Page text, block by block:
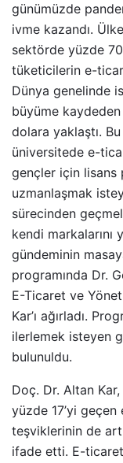
günümüzde
ivme kazandı.
sektörde yüzde
tüketicilerin e-
Dünya genelinde
büyüme
dolara yaklaştı.
üniversitede e-
gençler için lisans
uzmanlaşmak
sürecinden
kendi markalarını
gündeminin
programında Dr.
E-Ticaret ve
Kar’ı ağırladı.
ilerlemek isteyen
bulunuldu.
Doç. Dr. Altan
yüzde 17’yi
teşviklerinin de
ifade etti. E-